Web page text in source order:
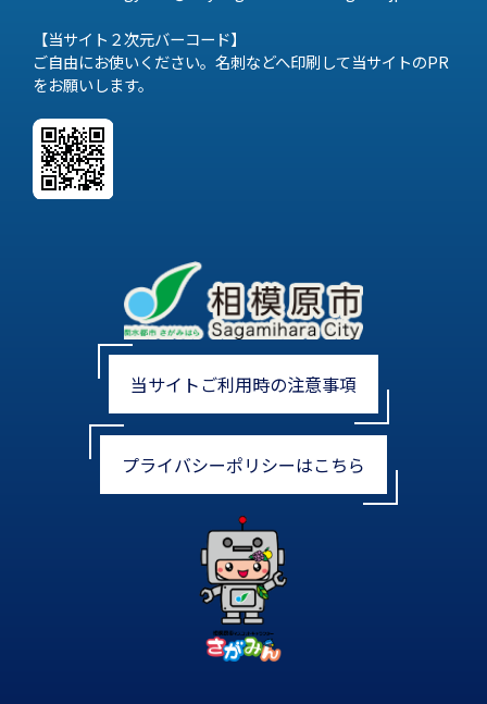
【当サイト２次元バーコード】
ご自由にお使いください。名刺などへ印刷して当サイトのPR
をお願いします。
当サイトご利用時の注意事項
プライバシーポリシーはこちら